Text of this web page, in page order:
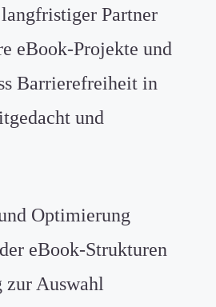
Partner
eBook-Projekte und
Barrierefreiheit in
und
Optimierung
eBook-Strukturen
zur Auswahl